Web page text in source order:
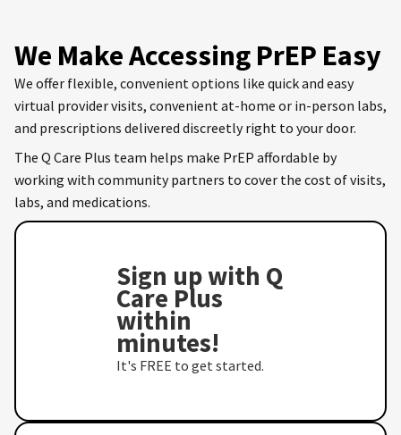
We Make Accessing PrEP Easy
We offer flexible, convenient options like quick and easy
virtual provider visits, convenient at-home or in-person labs,
and prescriptions delivered discreetly right to your door.
The Q Care Plus team helps make PrEP affordable by
working with community partners to cover the cost of visits,
labs, and medications.
Sign up with Q
Care Plus
within
minutes!
It's FREE to get started.